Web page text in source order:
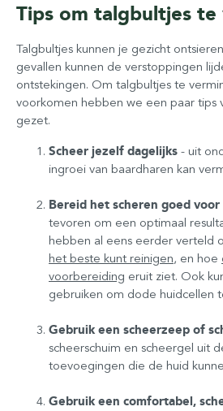
Tips om talgbultjes te
Talgbultjes kunnen je gezicht
gevallen kunnen de verstoppingen
ontstekingen. Om talgbultjes te
voorkomen hebben we een paar tips
gezet.
Scheer jezelf dagelijks - uit
ingroei van baardharen kan
Bereid het scheren goed voor
tevoren om een optimaal
hebben al eens eerder verteld
het beste kunt reinigen, en hoe
voorbereiding eruit ziet. Ook
gebruiken om dode huidcellen
Gebruik een scheerzeep of
scheerschuim en scheergel uit
toevoegingen die de huid
Gebruik een comfortabel,